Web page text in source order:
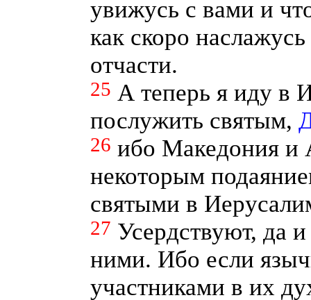
увижусь с вами и
как скоро наслажусь
отчасти.
25 А теперь я иду в
послужить святым,
26 ибо Македония и
некоторым
святыми в
27 Усердствуют, да
ними. Ибо если
участниками в их